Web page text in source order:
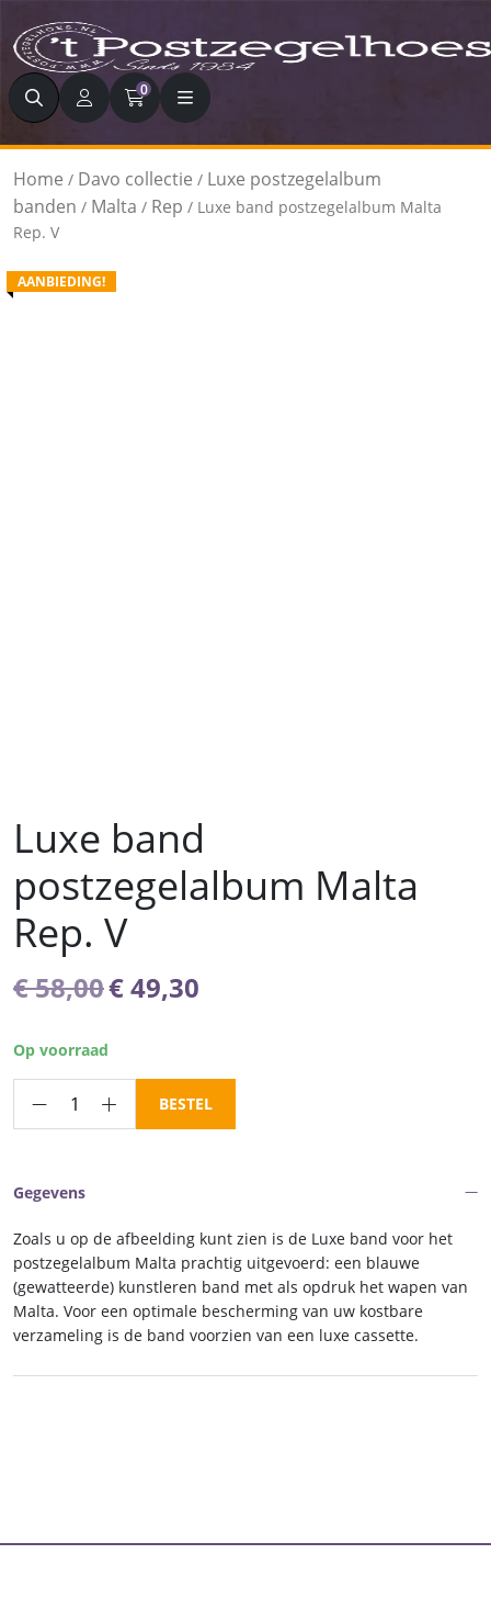
Zoeken 0
Home / Davo collectie / Luxe postzegelalbum
banden / Malta / Rep / Luxe band postzegelalbum Malta
Rep. V
AANBIEDING!
Luxe band
postzegelalbum Malta
Rep. V
€58,00Oorspronkelijke
€ 58,00.
€49,30
€ 49,30.
Op voorraad
Luxe
band
Rep.
V
aantal
BESTEL
Gegevens
Zoals u op de afbeelding kunt zien is de Luxe band voor het
postzegelalbum Malta prachtig uitgevoerd: een blauwe
(gewatteerde) kunstleren band met als opdruk het wapen van
Malta. Voor een optimale bescherming van uw kostbare
verzameling is de band voorzien van een luxe cassette.